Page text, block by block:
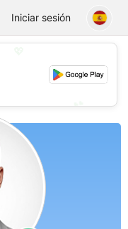
Iniciar sesión